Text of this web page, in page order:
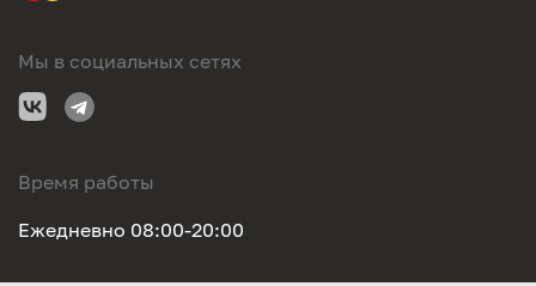
Мы в социальных сетях
Время работы
Ежедневно 08:00-20:00